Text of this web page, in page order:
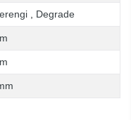
Degrade